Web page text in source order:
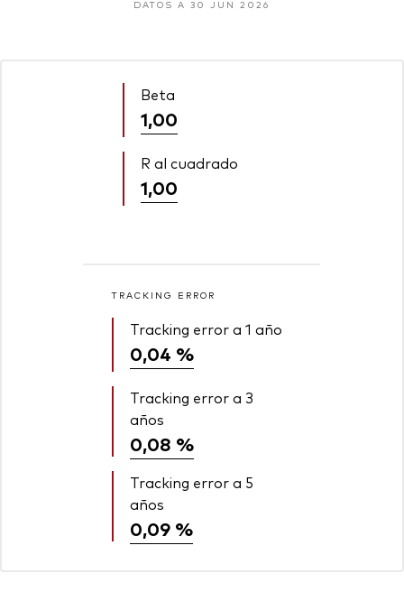
DATOS A 30 JUN 2026
Beta
1,00
R al cuadrado
1,00
TRACKING ERROR
Tracking error a 1 año
0,04 %
Tracking error a 3
años
0,08 %
Tracking error a 5
años
0,09 %